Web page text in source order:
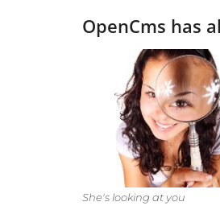
OpenCms has
She's looking at you